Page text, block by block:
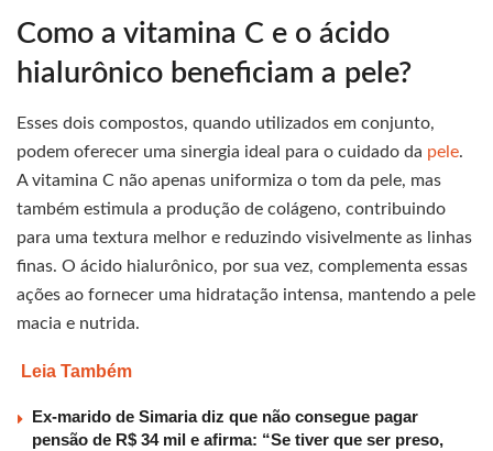
Como a vitamina C e o ácido
hialurônico beneficiam a pele?
Esses dois compostos, quando utilizados em conjunto,
podem oferecer uma sinergia ideal para o cuidado da pele.
A vitamina C não apenas uniformiza o tom da pele, mas
também estimula a produção de colágeno, contribuindo
para uma textura melhor e reduzindo visivelmente as linhas
finas. O ácido hialurônico, por sua vez, complementa essas
ações ao fornecer uma hidratação intensa, mantendo a pele
macia e nutrida.
Leia Também
Ex-marido de Simaria diz que não consegue pagar
pensão de R$ 34 mil e afirma: “Se tiver que ser preso,